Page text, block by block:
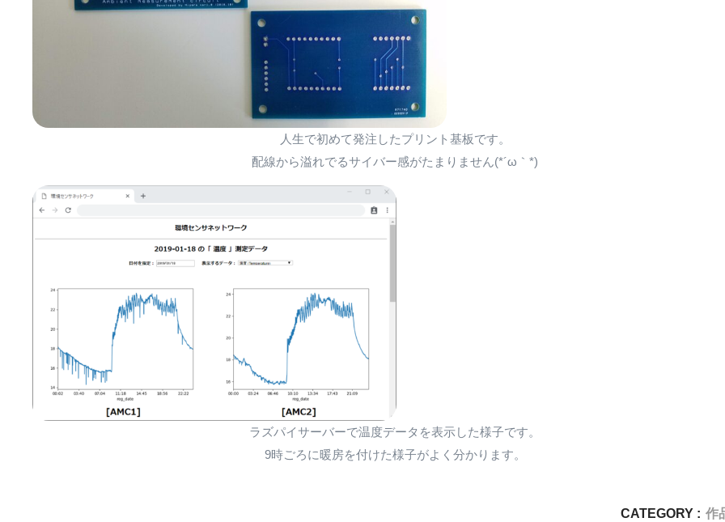
人生で初めて発注したプリント基板です。
配線から溢れでるサイバー感がたまりません(*´ω｀*)
ラズパイサーバーで温度データを表示した様子です。
9時ごろに暖房を付けた様子がよく分かります。
CATEGORY : 作